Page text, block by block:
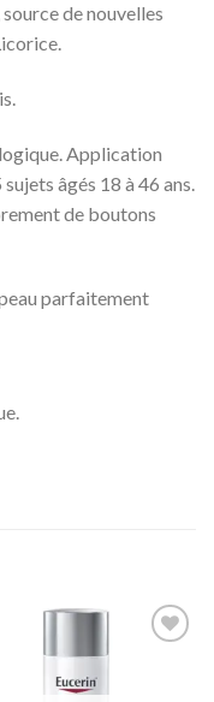
de nouvelles
Application
âgés 18 à 46 ans.
de boutons
parfaitement